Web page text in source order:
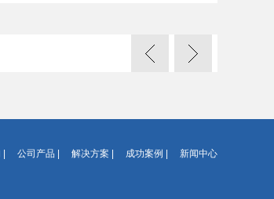
公司产品 解决方案 成功案例 新闻中心